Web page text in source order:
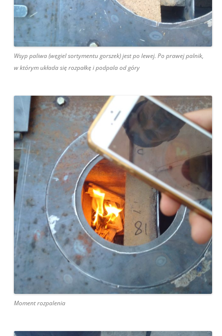
Wsyp paliwa (węgiel sortymentu gorszek) jest po lewej. Po prawej palnik,
w którym układa się rozpałkę i podpala od góry
Moment rozpalenia